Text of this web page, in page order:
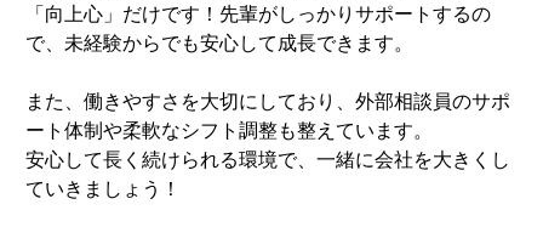
「向上心」だけです！先輩がしっかりサポートするの
で、未経験からでも安心して成長できます。
また、働きやすさを大切にしており、外部相談員のサポ
ート体制や柔軟なシフト調整も整えています。
安心して長く続けられる環境で、一緒に会社を大きくし
ていきましょう！